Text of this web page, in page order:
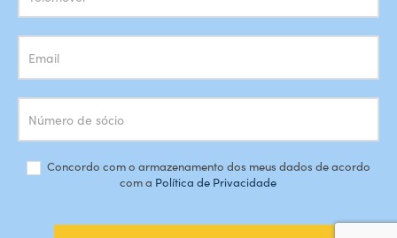
Concordo com o armazenamento dos meus dados de acordo
com a Política de Privacidade